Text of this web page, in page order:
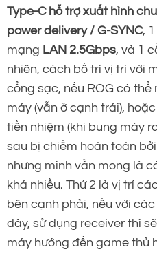
Type-C hỗ trợ xuất hình
power delivery / G-SYNC,
mạng LAN 2.5Gbps, và 1
nhiên, cách bố trí vị trí với
cổng sạc, nếu ROG có
máy (vẫn ở cạnh trái),
tiền nhiệm (khi bung máy
sau bị chiếm hoàn toàn
nhưng mình vẫn mong là
khá nhiều. Thứ 2 là vị trí
bên cạnh phải, nếu với
dây, sử dụng receiver thì
máy hướng đến game thủ